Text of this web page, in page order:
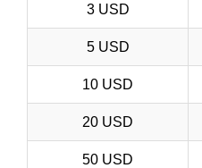
3 USD
5 USD
10 USD
20 USD
50 USD